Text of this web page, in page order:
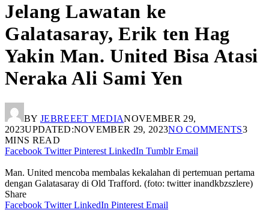
Jelang Lawatan ke
Galatasaray, Erik ten Hag
Yakin Man. United Bisa Atasi
Neraka Ali Sami Yen
BY JEBREEET MEDIANOVEMBER 29,
2023UPDATED:NOVEMBER 29, 2023NO COMMENTS3
MINS READ
Facebook Twitter Pinterest LinkedIn Tumblr Email
Man. United mencoba membalas kekalahan di pertemuan pertama
dengan Galatasaray di Old Trafford. (foto: twitter inandkbzszlere)
Share
Facebook Twitter LinkedIn Pinterest Email